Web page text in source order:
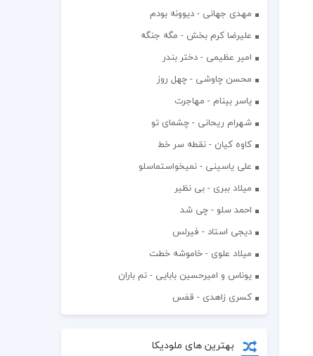
مهدی جهانی - دیوونه بودم
علیرضا کرم بخش - مگه جنگه
امیر عظیمی - دختر بندر
محسن چاوشی - چهل روز
یاسر بینام - مهاجرت
شهرام ریحانی - چشمای تو
کاوه کیان - نقطه سر خط
علی یاسینی - نمیخواستماسلو
میلاد ببری - بی نظیر
احمد سلو - چی شد
دیجی استاد - فیرلس
میلاد علوی - خاموشه خطت
یوناس و امیرحسین بابایی - نم باران
کسری زاهدی - قفس
بهترین های ملودیکا